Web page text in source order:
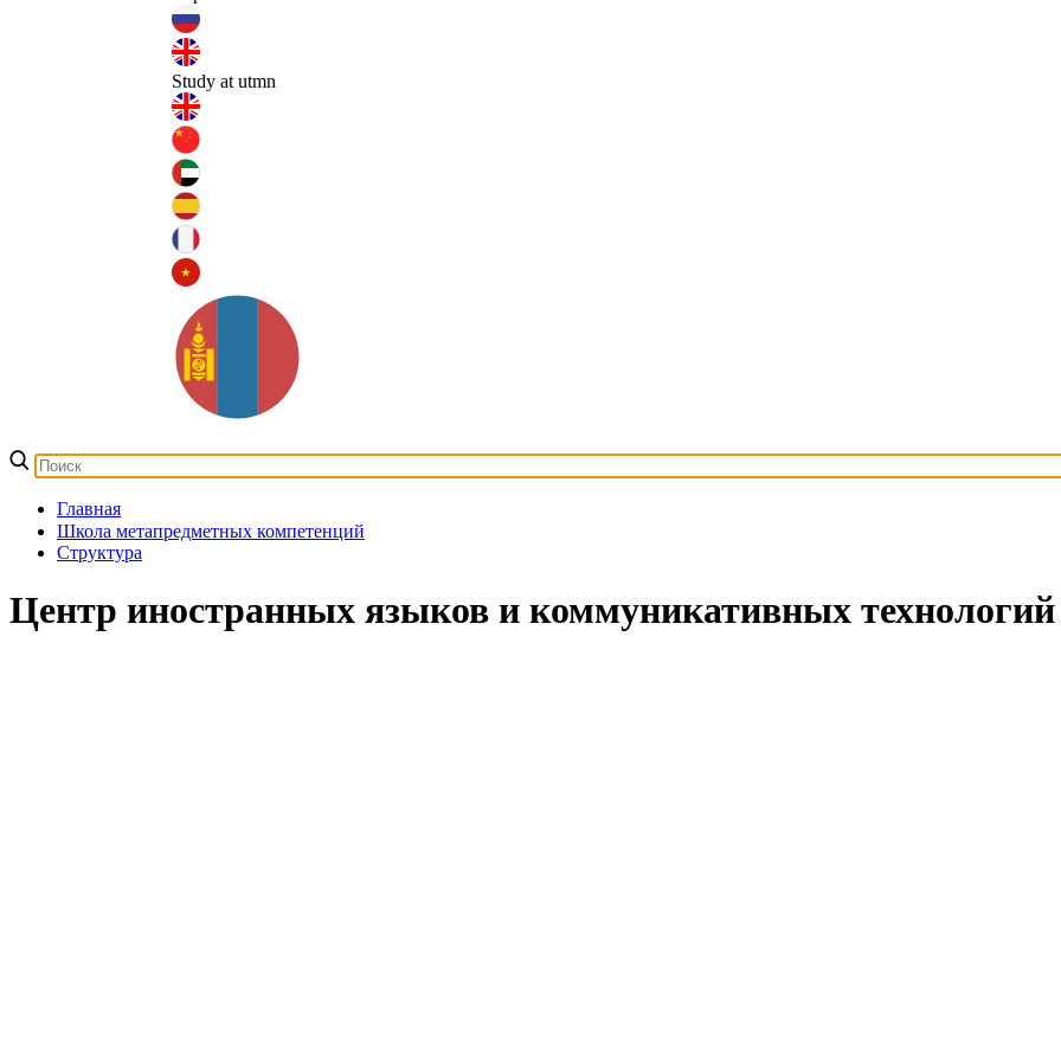
Study at utmn
Главная
Школа метапредметных компетенций
Структура
Центр иностранных языков и коммуникативных технологий